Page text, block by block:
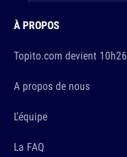
À PROPOS
Topito.com devient 10h26
A propos de nous
L'équipe
La FAQ